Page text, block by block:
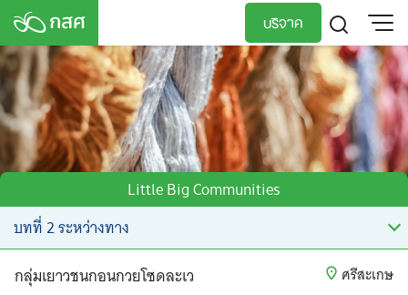
Skip
content
บริจาค
TH
EN
Little Big Communities
กลุ่มเยาวชนกอนกวยโซดละเว ศรีสะเกษ